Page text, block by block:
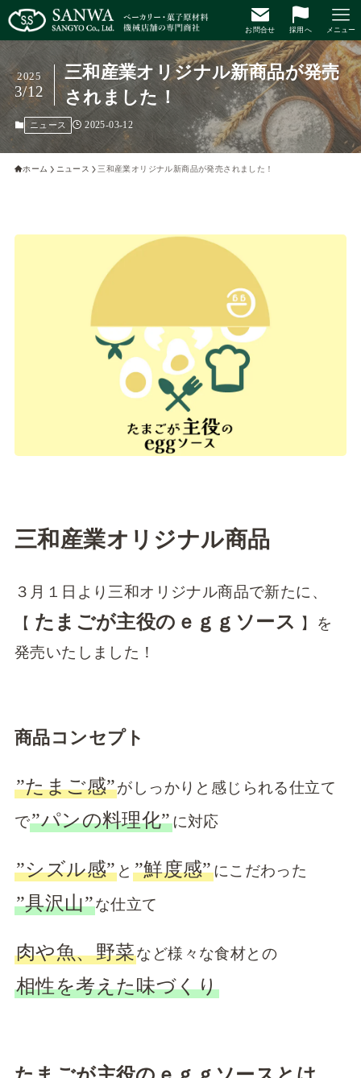
お問合せ 採用へ メニュー
三和産業オリジナル新商品が発売
されました！
2025
3/12
ニュース 2025-03-12
ホーム ニュース 三和産業オリジナル新商品が発売されました！
三和産業オリジナル商品
３月１日より三和オリジナル商品で新たに、
【 たまごが主役のｅｇｇソース 】を
発売いたしました！
商品コンセプト
”たまご感”がしっかりと感じられる仕立て
で”パンの料理化”に対応
”シズル感” と ”鮮度感”にこだわった
”具沢山”な仕立て
肉や魚、野菜など様々な食材との
相性を考えた味づくり